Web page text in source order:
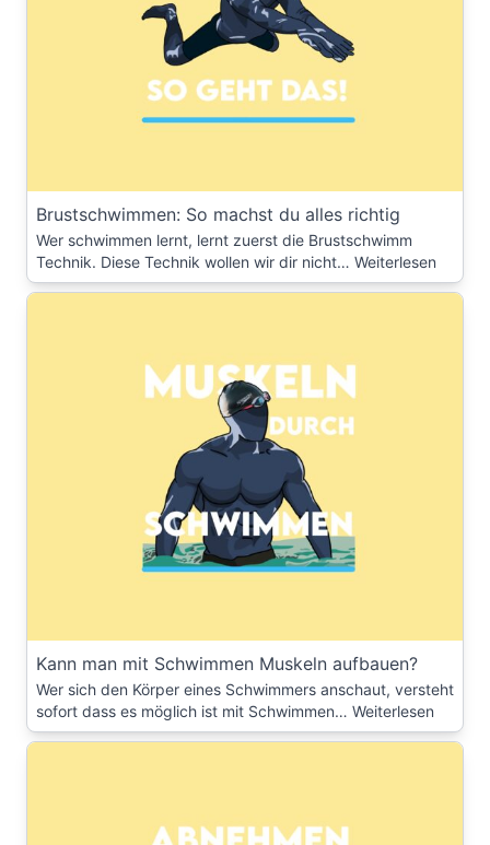
Brustschwimmen: So machst du alles richtig
Wer schwimmen lernt, lernt zuerst die Brustschwimm
Technik. Diese Technik wollen wir dir nicht… Weiterlesen
Kann man mit Schwimmen Muskeln aufbauen?
Wer sich den Körper eines Schwimmers anschaut, versteht
sofort dass es möglich ist mit Schwimmen… Weiterlesen